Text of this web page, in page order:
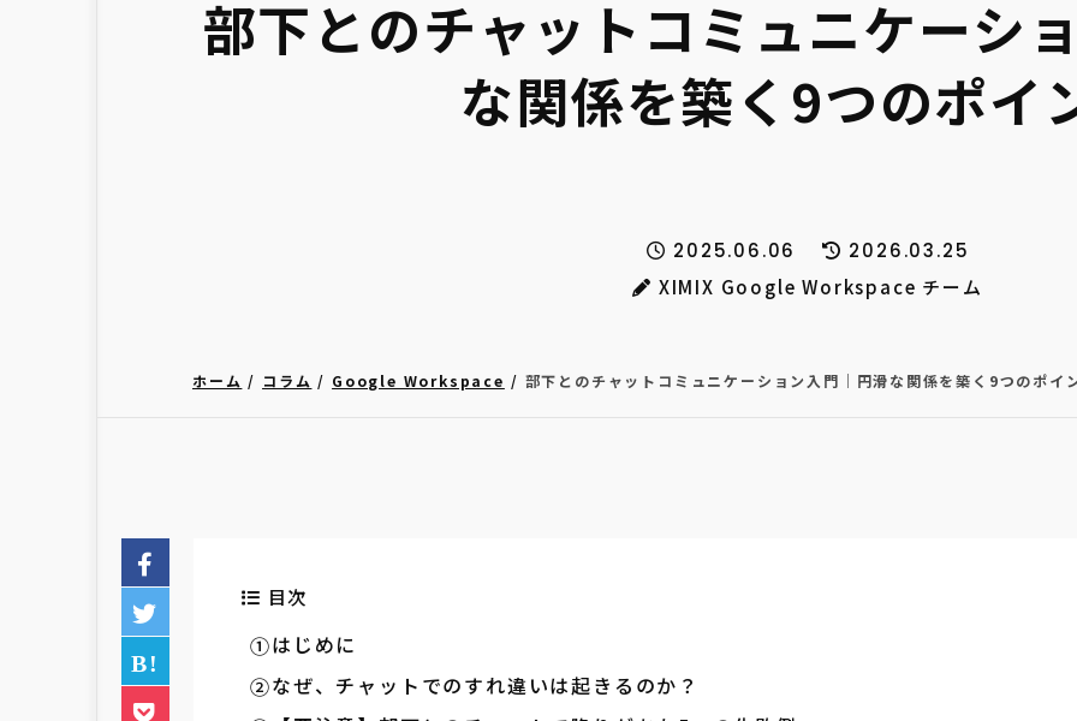
部下とのチャットコミュニケーシ
な関係を築く9つのポイ
2025.06.06
2026.03.25
XIMIX Google Workspace チーム
ホーム コラム Google Workspace 部下とのチャットコミュニケーション入門｜円滑な関係を築く9つのポイ
目次
はじめに
なぜ、チャットでのすれ違いは起きるのか？